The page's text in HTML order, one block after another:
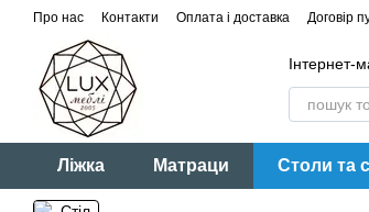
Перейти до основного контенту
Про нас Контакти Оплата і доставка Договір
Інтернет-
Ліжка Матраци Столи та